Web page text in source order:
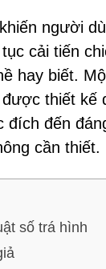
người
cải tiến
hay biết.
thiết
đến
cần thiết.
số trá hình